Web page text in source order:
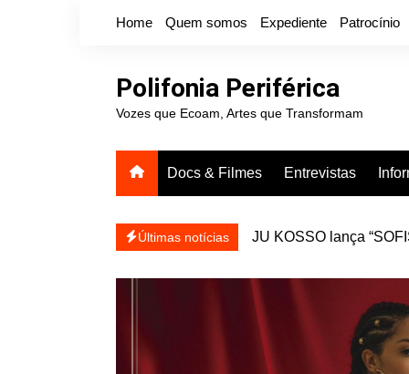
Home Quem somos Expediente Patrocínio
Polifonia Periférica
Vozes que Ecoam, Artes que Transformam
Docs & Filmes Entrevistas
Últimas notícias
JU KOSSO lança
Projota relança a